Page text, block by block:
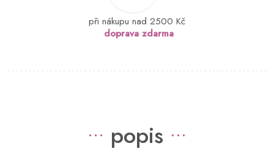
při nákupu nad 2500 Kč
doprava zdarma
popis